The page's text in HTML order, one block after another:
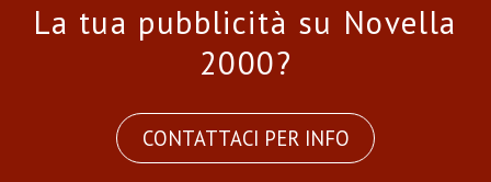
La tua pubblicità su Novella
2000?
CONTATTACI PER INFO